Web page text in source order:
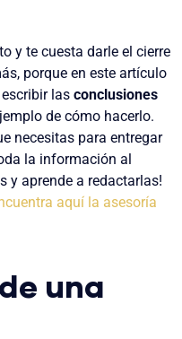
y te cuesta darle el cierre
porque en este artículo
las conclusiones
de cómo hacerlo.
necesitas para entregar
la información al
y aprende a redactarlas!
aquí la asesoría
una